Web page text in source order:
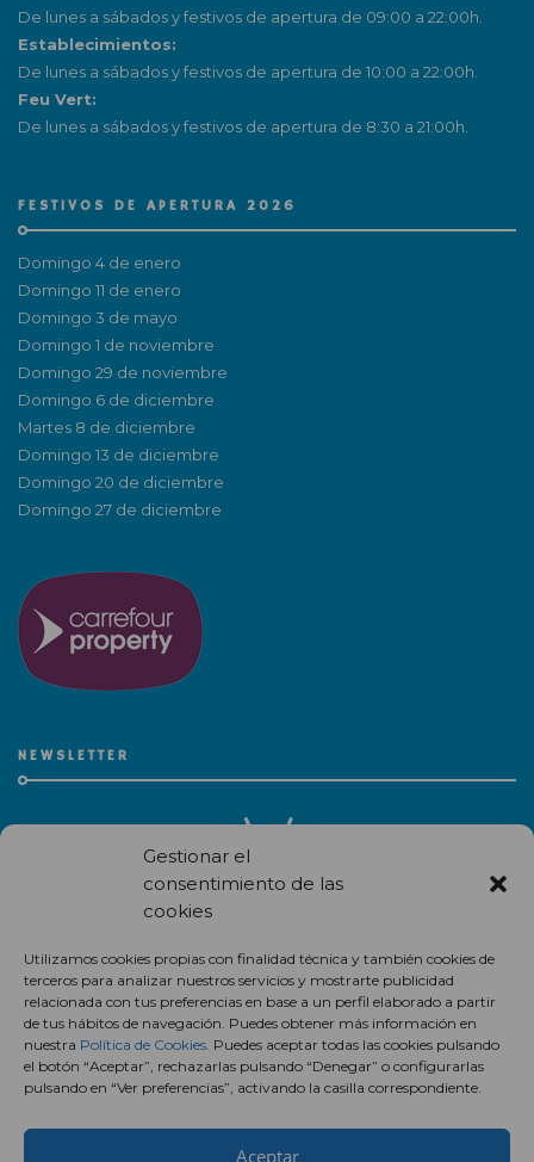
Gestionar el
consentimiento de las
cookies
Utilizamos cookies propias con finalidad técnica y también cookies de
terceros para analizar nuestros servicios y mostrarte publicidad
relacionada con tus preferencias en base a un perfil elaborado a partir
de tus hábitos de navegación. Puedes obtener más información en
nuestra Política de Cookies. Puedes aceptar todas las cookies pulsando
el botón “Aceptar”, rechazarlas pulsando “Denegar” o configurarlas
pulsando en “Ver preferencias”, activando la casilla correspondiente.
Aceptar
De lunes a sábados y festivos de apertura de 09:00 a 22:00h.
Establecimientos:
De lunes a sábados y festivos de apertura de 10:00 a 22:00h.
Feu Vert:
De lunes a sábados y festivos de apertura de 8:30 a 21:00h.
FESTIVOS DE APERTURA 2026
Domingo 4 de enero
Domingo 11 de enero
Domingo 3 de mayo
Domingo 1 de noviembre
Domingo 29 de noviembre
Domingo 6 de diciembre
Martes 8 de diciembre
Domingo 13 de diciembre
Domingo 20 de diciembre
Domingo 27 de diciembre
NEWSLETTER
centro comercial.
Suscríbete